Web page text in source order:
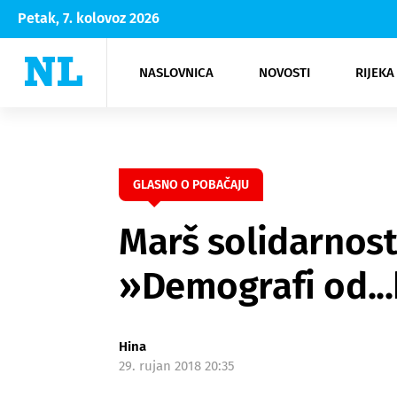
Petak, 7. kolovoz 2026
NASLOVNICA NOVOSTI
Rijeka Opatija
NK
Moda
Kultura
GLASNO O POBAČAJU
Marš
»Demografi
Hina
29. rujan 2018 20:35